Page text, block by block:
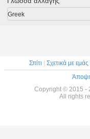
αντλιών
Greek
Σπίτι | Σχετικά με εμάς
Copyright © 2015 -
All rights